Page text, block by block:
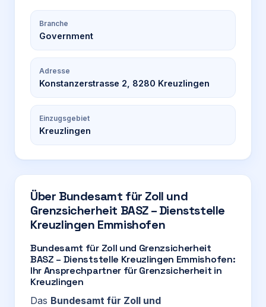
Branche
Government
Adresse
Konstanzerstrasse 2, 8280 Kreuzlingen
Einzugsgebiet
Kreuzlingen
Über Bundesamt für Zoll und
Grenzsicherheit BASZ – Dienststelle
Kreuzlingen Emmishofen
Bundesamt für Zoll und Grenzsicherheit
BASZ – Dienststelle Kreuzlingen Emmishofen:
Ihr Ansprechpartner für Grenzsicherheit in
Kreuzlingen
Das Bundesamt für Zoll und